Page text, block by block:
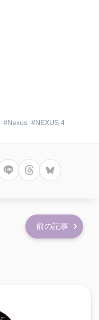
Nexus NEXUS 4
前の記事